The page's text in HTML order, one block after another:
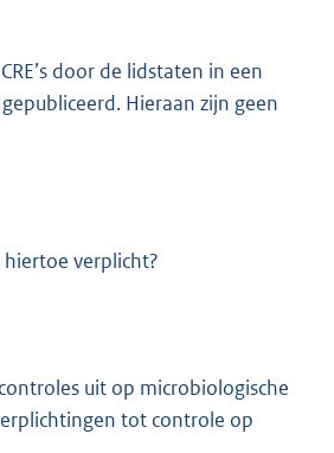
door de lidstaten in een
Hieraan zijn geen
hiertoe verplicht?
uit op microbiologische
tot controle op